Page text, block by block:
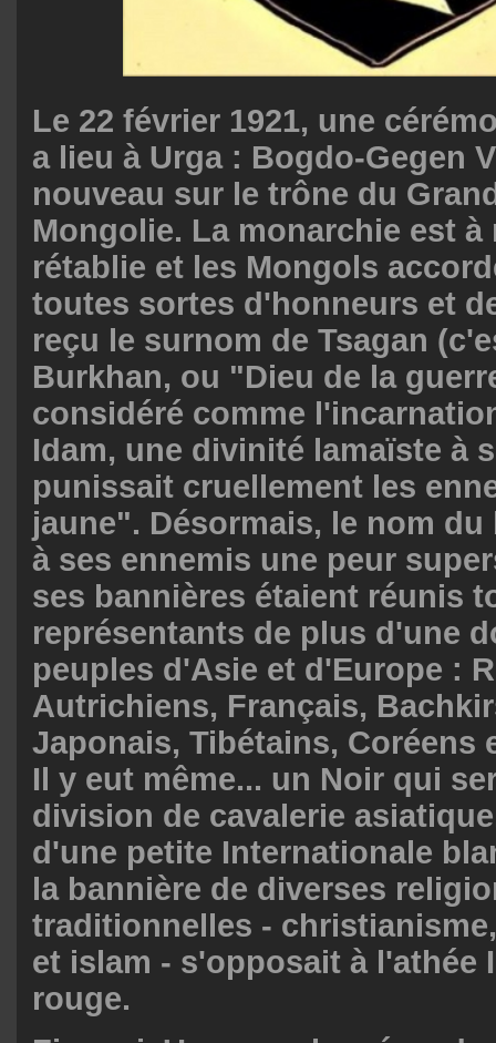
Le 22 février 1921, une
a lieu à Urga : Bogdo-Gegen
nouveau sur le trône du
Mongolie. La monarchie est à
rétablie et les Mongols
toutes sortes d'honneurs et
reçu le surnom de Tsagan
Burkhan, ou "Dieu de la
considéré comme
Idam, une divinité lamaïste à
punissait cruellement les
jaune". Désormais, le nom
à ses ennemis une peur
ses bannières étaient réunis
représentants de plus d'une
peuples d'Asie et d'Europe :
Autrichiens, Français,
Japonais, Tibétains, Coréens
Il y eut même... un Noir qui
division de cavalerie
d'une petite Internationale
la bannière de diverses
traditionnelles -
et islam - s'opposait à l'athée
rouge.